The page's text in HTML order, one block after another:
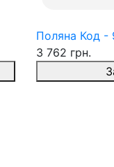
Поляна Код -
3 762 грн.